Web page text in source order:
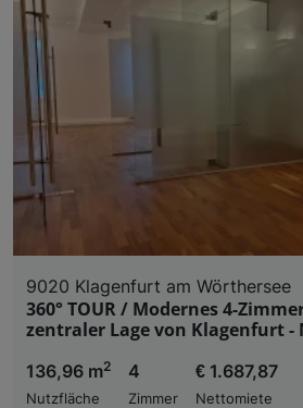
9020 Klagenfurt am Wörthersee
360° TOUR / Modernes 4-
zentraler Lage von Klagenfurt -
136,96 m2
Nutzfläche
4
Zimmer
€ 1.687,87
Nettomiete